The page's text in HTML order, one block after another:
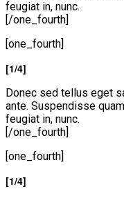
feugiat in, nunc.
[/one_fourth]
[one_fourth]
[1/4]
Donec sed tellus eget
ante. Suspendisse
feugiat in, nunc.
[/one_fourth]
[one_fourth]
[1/4]